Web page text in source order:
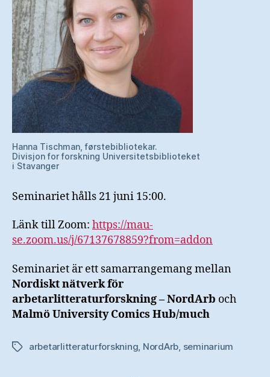
Hanna Tischman, førstebibliotekar.
Divisjon for forskning Universitetsbiblioteket
i Stavanger
Seminariet hålls 21 juni 15:00.
Länk till Zoom: https://mau-
se.zoom.us/j/67137678859?from=addon
Seminariet är ett samarrangemang mellan
Nordiskt nätverk för
arbetarlitteraturforskning – NordArb och
Malmö University Comics Hub/much
Etiketterarbetarlitteraturforskning NordArb seminarium